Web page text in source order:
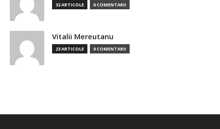
32 ARTICOLE 0 COMENTARII
Vitalii Mereutanu
23 ARTICOLE 0 COMENTARII